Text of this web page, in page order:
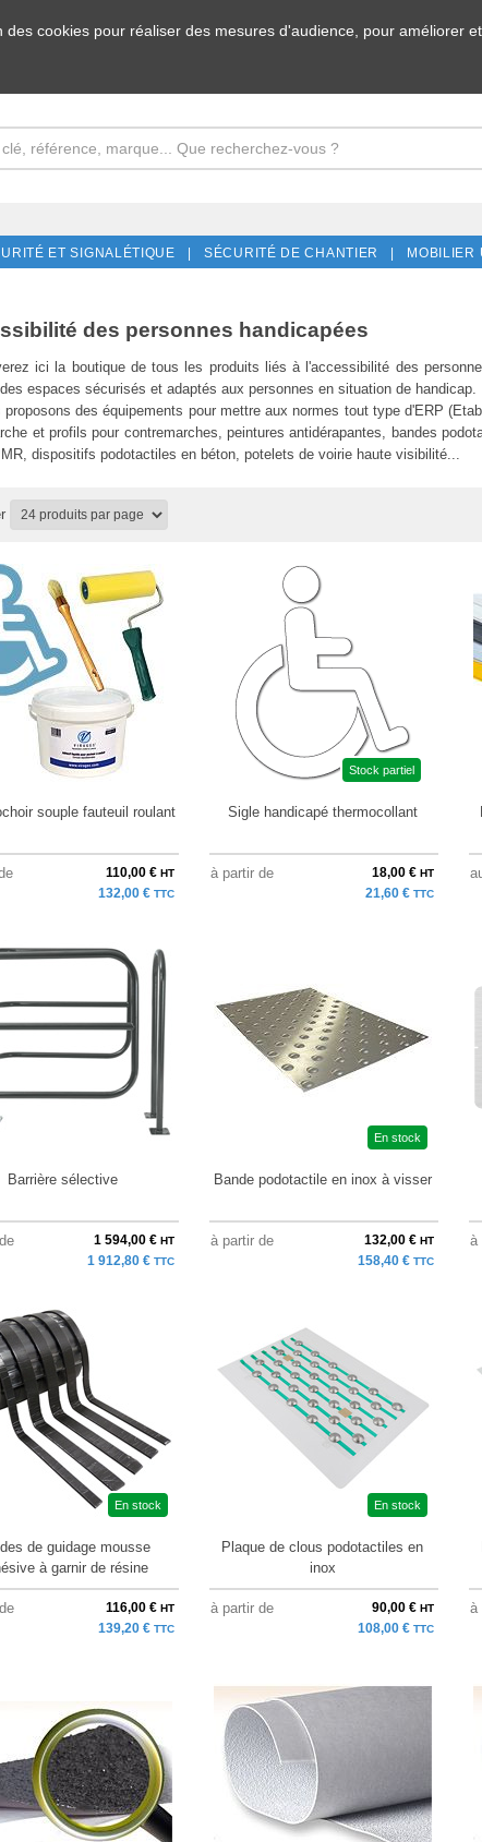
cookies pour réaliser des mesures d'audience, pour améliorer
ET SIGNALÉTIQUE | SÉCURITÉ DE CHANTIER |
des personnes handicapées
ici la boutique de tous les produits liés à l'accessibilité des
espaces sécurisés et adaptés aux personnes en situation de handicap.
proposons des équipements pour mettre aux normes tout type d'ERP
et profils pour contremarches, peintures antidérapantes, bandes
dispositifs podotactiles en béton, potelets de voirie haute visibilité...
souple fauteuil roulant
110,00 € HT
132,00 € TTC
Stock partiel
Sigle handicapé thermocollant
à partir de 18,00 € HT
21,60 € TTC
Barrière sélective
1 594,00 € HT
1 912,80 € TTC
En stock
Bande podotactile en inox à visser
à partir de 132,00 € HT
158,40 € TTC
à
En stock
de guidage mousse
à garnir de résine
116,00 € HT
139,20 € TTC
En stock
Plaque de clous podotactiles en
inox
à partir de 90,00 € HT
108,00 € TTC
à